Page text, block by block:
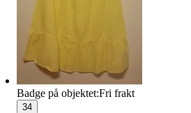
Badge på objektet:Fri frakt
34